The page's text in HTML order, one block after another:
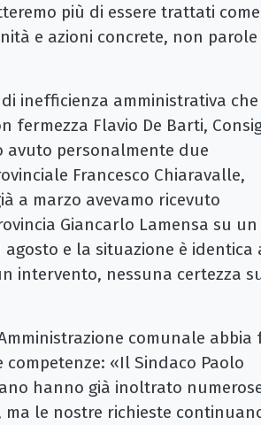
più di essere trattati
e azioni concrete, non
inefficienza amministrativa
fermezza Flavio De Barti,
avuto personalmente due
Francesco Chiaravalle,
a marzo avevamo ricevuto
Giancarlo Lamensa su un
e la situazione è identica
intervento, nessuna certezza
comunale abbia
«Il Sindaco Paolo
hanno già inoltrato
le nostre richieste